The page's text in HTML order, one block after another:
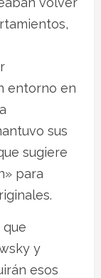
entorno en
sus
sugiere
para
que
y
esos